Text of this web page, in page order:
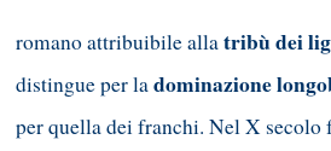
romano attribuibile allatribù dei
distingue per ladominazione
per quella dei franchi. Nel X secolo